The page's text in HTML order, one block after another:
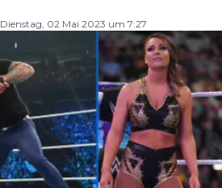
Dienstag, 02 Mai 2023 um 7:27